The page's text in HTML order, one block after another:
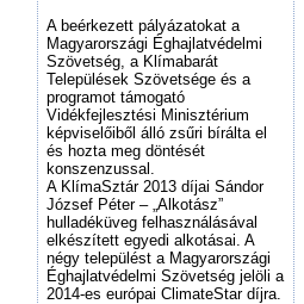
A beérkezett pályázatokat a
Magyarországi Éghajlatvédelmi
Szövetség, a Klímabarát
Települések Szövetsége és a
programot támogató
Vidékfejlesztési Minisztérium
képviselőiből álló zsűri bírálta el
és hozta meg döntését
konszenzussal.
A KlímaSztár 2013 díjai Sándor
József Péter – „Alkotász”
hulladéküveg felhasználásával
elkészített egyedi alkotásai. A
négy települést a Magyarországi
Éghajlatvédelmi Szövetség jelöli a
2014-es európai ClimateStar díjra.